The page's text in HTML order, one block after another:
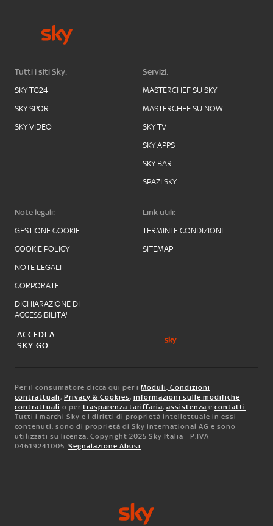
Tutti i siti Sky:
SKY TG24
SKY SPORT
SKY VIDEO
Servizi:
MASTERCHEF SU SKY
MASTERCHEF SU NOW
SKY TV
SKY APPS
SKY BAR
SPAZI SKY
Note legali:
GESTIONE COOKIE
COOKIE POLICY
NOTE LEGALI
CORPORATE
DICHIARAZIONE DI
ACCESSIBILITA'
Link utili:
TERMINI E CONDIZIONI
SITEMAP
ACCEDI A
SKY GO
Per il consumatore clicca qui per i Moduli, Condizioni
contrattuali, Privacy & Cookies, informazioni sulle modifiche
contrattuali o per trasparenza tariffaria, assistenza e contatti.
Tutti i marchi Sky e i diritti di proprietà intellettuale in essi
contenuti, sono di proprietà di Sky international AG e sono
utilizzati su licenza. Copyright 2025 Sky Italia - P.IVA
04619241005. Segnalazione Abusi